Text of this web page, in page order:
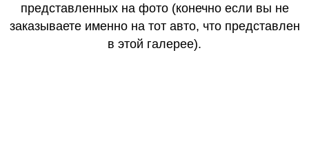
представленных на фото (конечно если вы не
заказываете именно на тот авто, что представлен
в этой галерее).